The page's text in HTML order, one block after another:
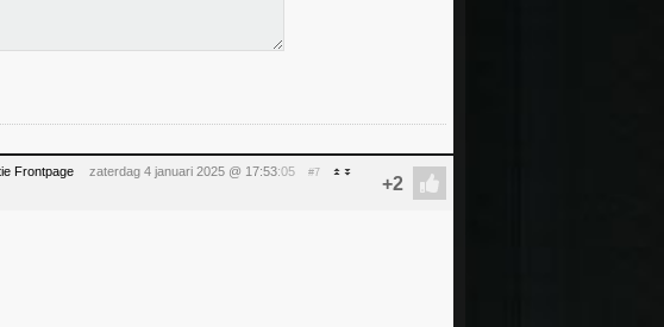
Frontpage zaterdag 4 januari 2025 @ 17:53:05 #7